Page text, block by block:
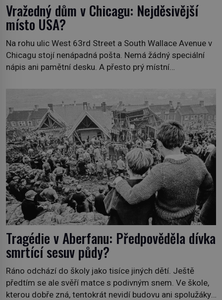
Vražedný dům v Chicagu: Nejděsivější
místo USA?
Na rohu ulic West 63rd Street a South Wallace Avenue v
Chicagu stojí nenápadná pošta. Nemá žádný speciální
nápis ani pamětní desku. A přesto prý místní
sídlil sériový vrah H. H. Holmes a také nejpropracovanější
past na lidi v dějinách americké kriminalistiky. Herman
Webster Mudgett (1861–1896) přijíždí […]
Tragédie v Aberfanu: Předpověděla dívka
smrtící sesuv půdy?
Ráno odchází do školy jako tisíce jiných dětí. Ještě
předtím se ale svěří matce s podivným snem. Ve škole,
kterou dobře zná, tentokrát nevidí budovu ani spolužáky.